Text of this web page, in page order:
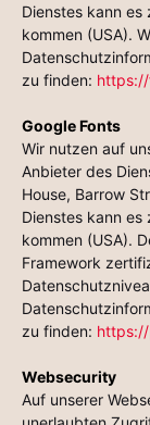
Dienstes kann
kommen (USA).
zu finden:
Google Fonts
Wir nutzen auf
Anbieter des
House, Barrow
Dienstes kann
kommen (USA).
Framework
zu finden:
Websecurity
Auf unserer